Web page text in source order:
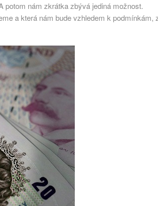
potom nám zkrátka zbývá jediná možnost.
a která nám bude vzhledem k podmínkám,